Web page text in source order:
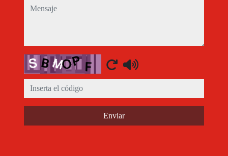
mensaje
Captcha
Enviar